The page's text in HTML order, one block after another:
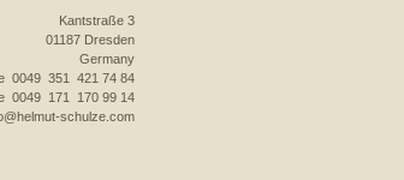
Kantstraße 3
01187 Dresden
Germany
0049 351 421 74 84
0049 171 170 99 14
schulze.com